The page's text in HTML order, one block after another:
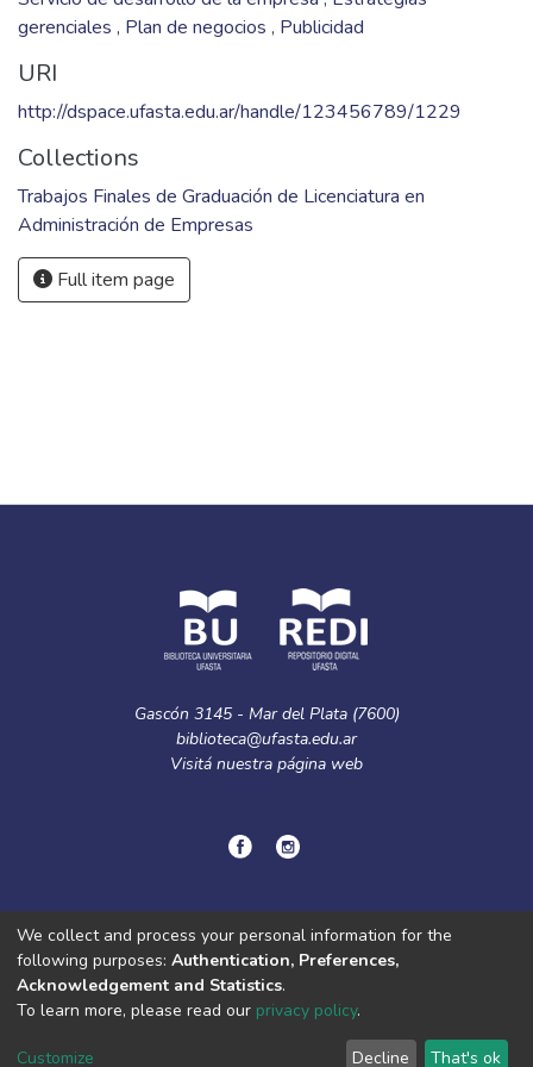
gerenciales , Plan de negocios , Publicidad
URI
http://dspace.ufasta.edu.ar/handle/123456789/1229
Collections
Trabajos Finales de Graduación de Licenciatura en
Administración de Empresas
Full item page
Gascón 3145 - Mar del Plata (7600)
biblioteca@ufasta.edu.ar
Visitá nuestra página web
© Copyright2024.Política de privacidad.
DSpace software copyright © 2002-2026
Cookie
Privacy
End User
Agreement
Feedback
We collect and process your personal information for the
following purposes: Authentication, Preferences,
Acknowledgement and Statistics.
To learn more, please read our privacy policy.
Customize Decline That's ok